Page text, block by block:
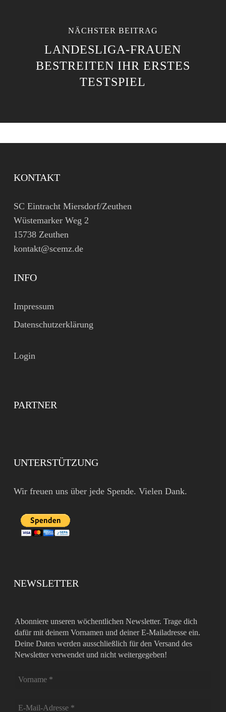
NÄCHSTER BEITRAG
LANDESLIGA-FRAUEN
BESTREITEN IHR ERSTES
TESTSPIEL
KONTAKT
SC Eintracht Miersdorf/Zeuthen
Wüstemarker Weg 2
15738 Zeuthen
kontakt@scemz.de
INFO
Impressum
Datenschutzerklärung
Login
PARTNER
UNTERSTÜTZUNG
Wir freuen uns über jede Spende. Vielen Dank.
NEWSLETTER
Abonniere unseren wöchentlichen Newsletter. Trage dich
dafür mit deinem Vornamen und deiner E-Mailadresse ein.
Deine Daten werden ausschließlich für den Versand des
Newsletter verwendet und nicht weitergegeben!